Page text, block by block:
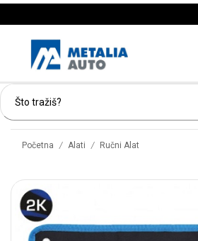
Početna / Alati / Ručni Alat